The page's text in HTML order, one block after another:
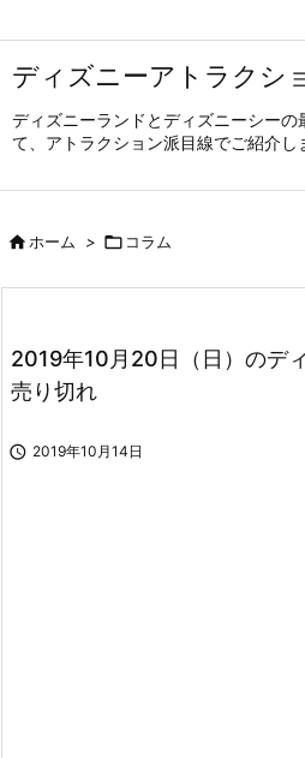
ディズニーアトラクシ
ディズニーランドとディズニーシー
て、アトラクション派目線でご紹介し
ホーム >  コラム
2019年10月20日（日）のデ
売り切れ
 2019年10月14日